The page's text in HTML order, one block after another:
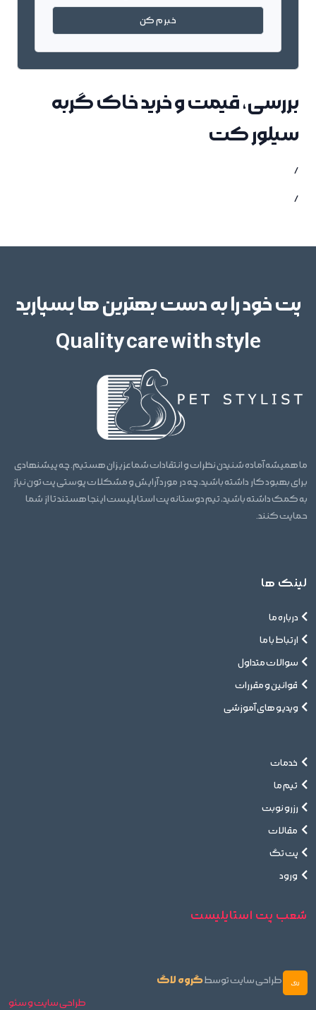
خبرم کن
بررسی، قیمت و خرید خاک گربه
سیلور کت
/
/
پت خود را به دست بهترین ها بسپارید
Quality care with style
ما همیشه آماده شنیدن نظرات و انتقادات شما عزیزان هستیم. چه پیشنهادی
برای بهبود کار داشته باشید، چه در مورد آرایش و مشکلات پوستی پت تون نیاز
به کمک داشته باشید، تیم دوستانه پت استایلیست اینجا هستند تا از شما
حمایت کنند.
لینک ها
درباره ما
ارتباط با ما
سوالات متداول
قوانین و مقررات
ویدیو های آموزشی
خدمات
تیم ما
رزرو نوبت
مقالات
پت تگ
ورود
شعب پت استایلیست
طراحی سایت توسطگروه لاگ
طراحی سایت و سئو